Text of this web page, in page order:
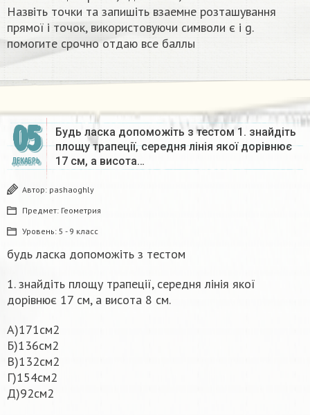
Назвіть точки та запишiть взаемне розташування
прямоï i точок, використовуючи символи є i g.
помогите срочно отдаю все баллы​
05
ДЕКАБРЬ
Будь ласка допоможіть з тестом 1. знайдіть
площу трапеції, середня лінія якої дорівнює
17 см, а висота…
Автор: pashaoghly
Предмет: Геометрия
Уровень: 5 - 9 класс
будь ласка допоможіть з тестом
1. знайдіть площу трапеції, середня лінія якої
дорівнює 17 см, а висота 8 см.
А)171см2
Б)136см2
В)132см2
Г)154см2
Д)92см2